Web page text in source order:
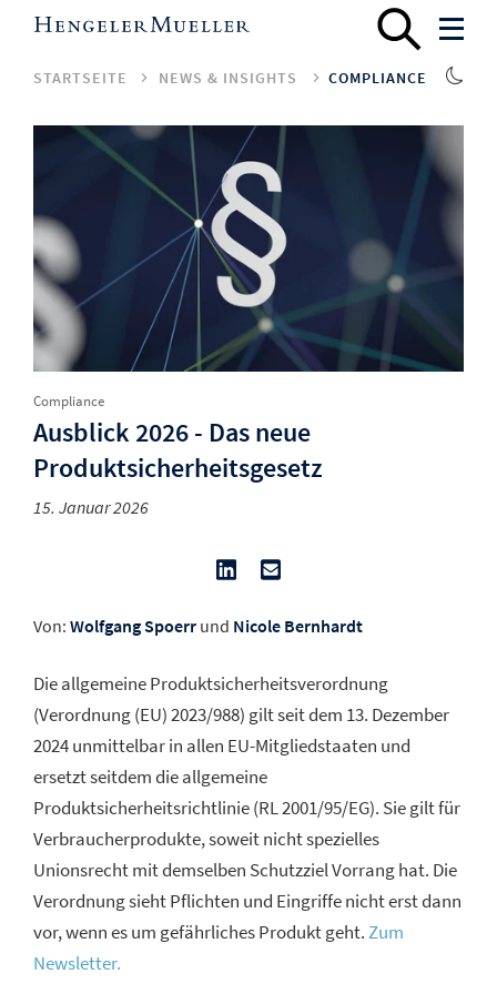
STARTSEITE NEWS & INSIGHTS COMPLIANCE
Compliance
Ausblick 2026 - Das neue
Produktsicherheitsgesetz
15. Januar 2026
Von: Wolfgang Spoerr und Nicole Bernhardt
Die allgemeine Produktsicherheitsverordnung
(Verordnung (EU) 2023/988) gilt seit dem 13. Dezember
2024 unmittelbar in allen EU-Mitgliedstaaten und
ersetzt seitdem die allgemeine
Produktsicherheitsrichtlinie (RL 2001/95/EG). Sie gilt für
Verbraucherprodukte, soweit nicht spezielles
Unionsrecht mit demselben Schutzziel Vorrang hat. Die
Verordnung sieht Pflichten und Eingriffe nicht erst dann
vor, wenn es um gefährliches Produkt geht.Zum
Newsletter.